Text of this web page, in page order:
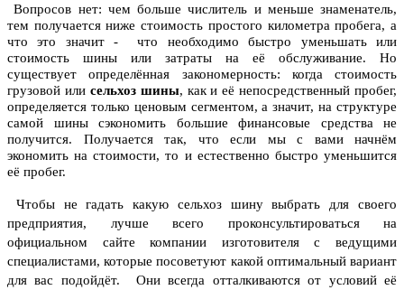
Вопросов нет: чем больше числитель и меньше знаменатель,
тем получается ниже стоимость простого километра пробега, а
что это значит - что необходимо быстро уменьшать или
стоимость шины или затраты на её обслуживание. Но
существует определённая закономерность: когда стоимость
грузовой или сельхоз шины, как и её непосредственный пробег,
определяется только ценовым сегментом, а значит, на структуре
самой шины сэкономить большие финансовые средства не
получится. Получается так, что если мы с вами начнём
экономить на стоимости, то и естественно быстро уменьшится
её пробег.
Чтобы не гадать какую сельхоз шину выбрать для своего
предприятия, лучше всего проконсультироваться на
официальном сайте компании изготовителя с ведущими
специалистами, которые посоветуют какой оптимальный вариант
для вас подойдёт.
Они всегда отталкиваются от условий её